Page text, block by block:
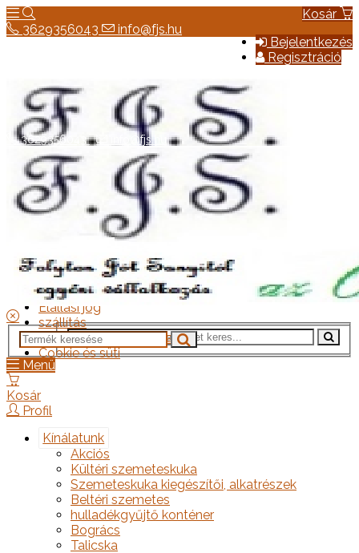
Kosár
Bejelentkezés
Regisztráció
3629356043 info@fjs.hu
Hírek
Elérhetőség
Általános szerződési feltételek
Elállási jog
szállítás
Adatkezelési tájékoztató
Cookie és süti
3629356043 info@fjs.hu
Menü
Kosár
Profil
Kínálatunk
Akciós
Kültéri szemeteskuka
Szemeteskuka kiegészítői, alkatrészek
Beltéri szemetes
hulladékgyűjtő konténer
Bogrács
Talicska